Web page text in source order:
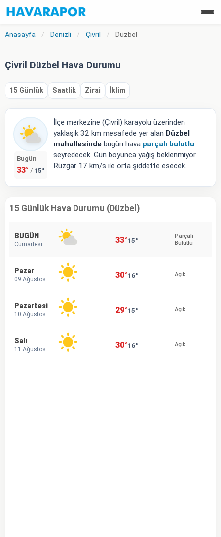
Anasayfa / Denizli / Çivril / Düzbel
Çivril Düzbel Hava Durumu
15 Günlük Saatlik Zirai İklim
Bugün
33° / 15°
İlçe merkezine (Çivril) karayolu üzerinden
yaklaşık 32 km mesafede yer alan Düzbel
mahallesinde bugün hava parçalı bulutlu
seyredecek. Gün boyunca yağış beklenmiyor.
Rüzgar 17 km/s ile orta şiddette esecek.
15 Günlük Hava Durumu (Düzbel)
BUGÜN
Cumartesi 33°15°
Parçalı
Bulutlu
Pazar
09 Ağustos 30°16° Açık
Pazartesi
10 Ağustos 29°15° Açık
Salı
11 Ağustos 30°16° Açık